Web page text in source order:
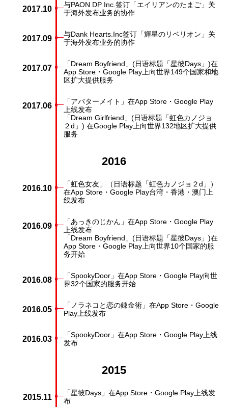
2017.10
与PAON DP Inc.签订「エイリアンのたまご」关
于海外发布业务的协作
2017.09
与Dank Hearts.Inc签订「輝星のリベリオン」关
于海外发布业务的协作
2017.07
「Dream Boyfriend」(日语标题「星彼Days」)在
App Store・Google Play上向世界149个国家和地
区扩大提供服务
2017.06
「アバターメイト」在App Store・Google Play
上线发布
「Dream Girlfriend」(日语标题「虹色カノジョ
２d」) 在Google Play上向世界132地区扩大提供
服务
2016
2016.10
「虹色女友」（日语标题「虹色カノジョ２d」）
在App Store・Google Play台湾・香港・澳门上
线发布
2016.09
「あっきのじかん」在App Store・Google Play
上线发布
「Dream Boyfriend」(日语标题「星彼Days」)在
App Store・Google Play上向世界10个国家的服
务开始
2016.08
「SpookyDoor」在App Store・Google Play向世
界32个国家的服务开始
2016.05
「ノラネコと恋の錬金術」在App Store・Google
Play上线发布
2016.03
「SpookyDoor」在App Store・Google Play上线
发布
2015
2015.11
「星彼Days」在App Store・Google Play上线发
布